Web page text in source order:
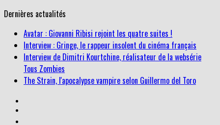
Dernières actualités
Avatar : Giovanni Ribisi rejoint les quatre suites !
Interview : Gringe, le rappeur insolent du cinéma français
Interview de Dimitri Kourtchine, réalisateur de la websérie
Tous Zombies
The Strain, l'apocalypse vampire selon Guillermo del Toro